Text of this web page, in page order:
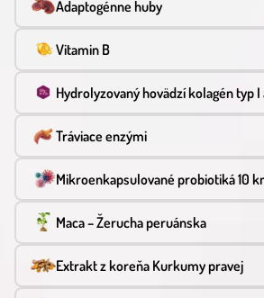
Adaptogénne huby
Vitamin B
Hydrolyzovaný hovädzí kolagén typ I
Tráviace enzými
Mikroenkapsulované probiotiká 10
Maca – Žerucha peruánska
Extrakt z koreňa Kurkumy pravej